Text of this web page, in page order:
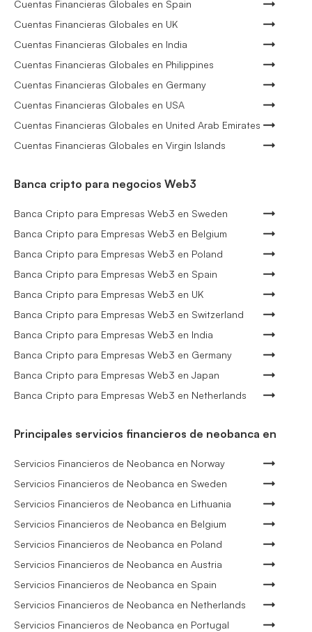
Cuentas Financieras Globales en Spain
Cuentas Financieras Globales en UK
Cuentas Financieras Globales en India
Cuentas Financieras Globales en Philippines
Cuentas Financieras Globales en Germany
Cuentas Financieras Globales en USA
Cuentas Financieras Globales en United Arab Emirates
Cuentas Financieras Globales en Virgin Islands
Banca cripto para negocios Web3
Banca Cripto para Empresas Web3 en Sweden
Banca Cripto para Empresas Web3 en Belgium
Banca Cripto para Empresas Web3 en Poland
Banca Cripto para Empresas Web3 en Spain
Banca Cripto para Empresas Web3 en UK
Banca Cripto para Empresas Web3 en Switzerland
Banca Cripto para Empresas Web3 en India
Banca Cripto para Empresas Web3 en Germany
Banca Cripto para Empresas Web3 en Japan
Banca Cripto para Empresas Web3 en Netherlands
Principales servicios financieros de neobanca en
Servicios Financieros de Neobanca en Norway
Servicios Financieros de Neobanca en Sweden
Servicios Financieros de Neobanca en Lithuania
Servicios Financieros de Neobanca en Belgium
Servicios Financieros de Neobanca en Poland
Servicios Financieros de Neobanca en Austria
Servicios Financieros de Neobanca en Spain
Servicios Financieros de Neobanca en Netherlands
Servicios Financieros de Neobanca en Portugal